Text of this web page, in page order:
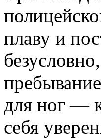
плаву и
для ног —
себя